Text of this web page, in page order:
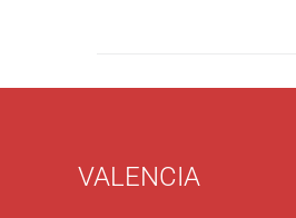
VALENCIA